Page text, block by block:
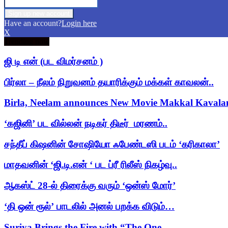
Have an account?Login here
X
ஜி டி என் (பட விமர்சனம் )
பிர்லா – நீலம் நிறுவனம் தயாரிக்கும் மக்கள் காவலன்..
Birla, Neelam announces New Movie Makkal
‘கஜினி’ பட வில்லன் நடிகர் திடீர் மரணம்..
சந்தீப் கிஷனின் சோஷியோ ஃபேண்டஸி படம் ‘கரிகாலா’
மாதவனின் ‘ஜி.டி.என் ‘ பட ப்ரீ ரிலீஸ் நிகழ்வு..
ஆகஸ்ட் 28-ல் திரைக்கு வரும் ‘ஒன்ஸ் மோர்’
‘தி ஒன் ரூல்’ பாடலில் அனல் பறக்க விடும்…